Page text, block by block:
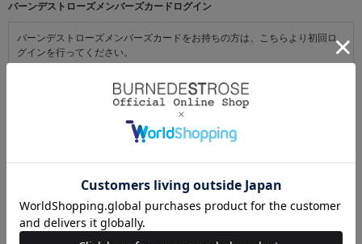
バーンデストローズメンバーズカードログイン
バーンデストローズメンバーズカードをお持ちの方は、こちらより初回ロ
グインを行ってください。
初めてご利用の方・会員以外の方
初めてご利用のお客様は、こちらから会員登録を行ってください。
うになります。